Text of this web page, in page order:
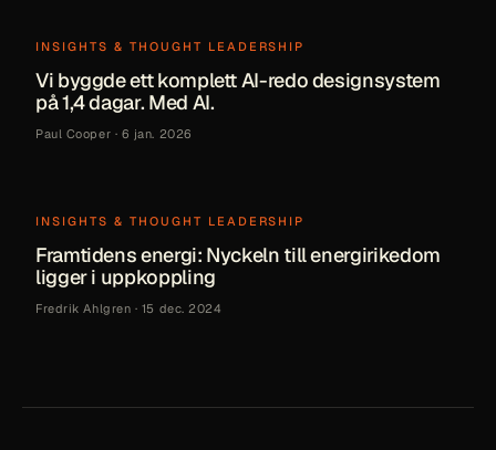
INSIGHTS & THOUGHT LEADERSHIP
Vi byggde ett komplett AI-redo designsystem
på 1,4 dagar. Med AI.
Paul Cooper · 6 jan. 2026
INSIGHTS & THOUGHT LEADERSHIP
Framtidens energi: Nyckeln till energirikedom
ligger i uppkoppling
Fredrik Ahlgren · 15 dec. 2024